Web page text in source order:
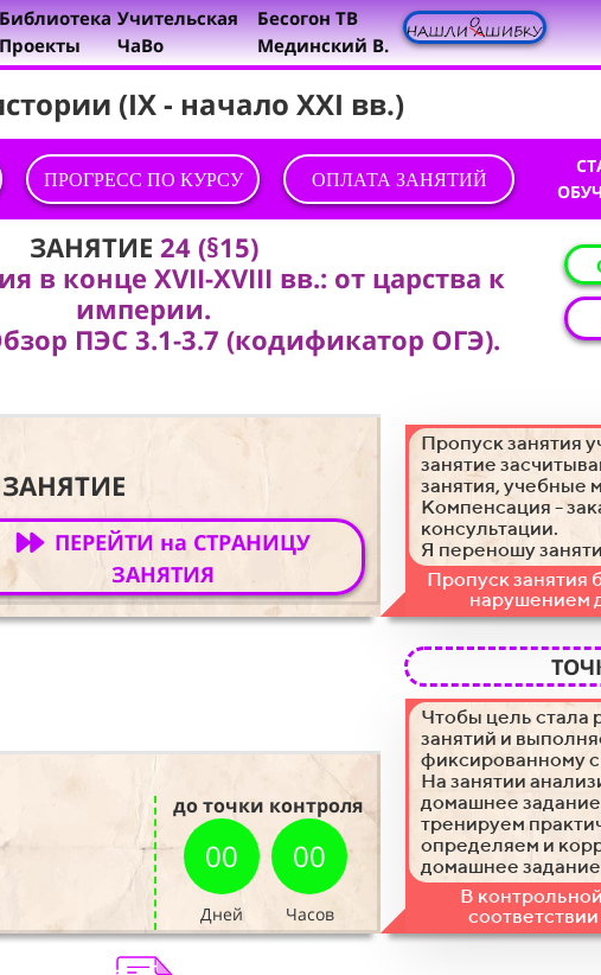
Библиотека
Проекты
Учительская
ЧаВо
Бесогон ТВ
Мединский В.
(IX - начало XXI вв.)
ПРОГРЕСС ПО КУРСУ ОПЛАТА ЗАНЯТИЙ
ЗАНЯТИЕ 24 (§15)
в конце XVII-XVIII вв.: от царства к
империи.
ПЭС 3.1-3.7 (кодификатор ОГЭ).
ПЕРЕЙТИ на СТРАНИЦУ
ЗАНЯТИЯ
Пропуск занятия
занятие
занятия, учебные
Компенсация -
консультации.
Я переношу
Пропуск занятия
нарушением
до точки контроля
00
Дней
00
Часов
Чтобы цель стала
занятий и
фиксированному
На занятии
домашнее
тренируем
определяем и
домашнее
В